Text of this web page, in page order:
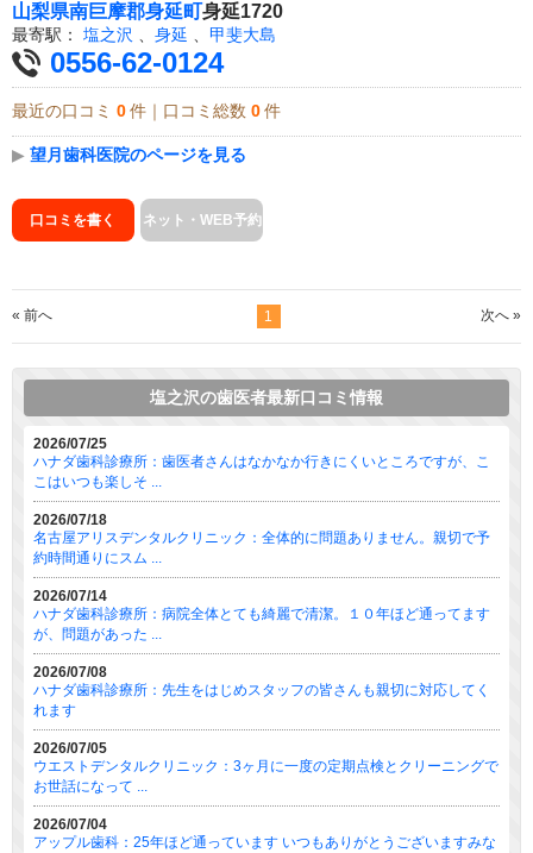
山梨県南巨摩郡身延町身延1720
最寄駅： 塩之沢 身延 甲斐大島
0556-62-0124
最近の口コミ 0 件｜口コミ総数 0 件
▶ 望月歯科医院のページを見る
口コミを書く ネット・WEB予約
« 前へ 1 次へ »
塩之沢の歯医者最新口コミ情報
2026/07/25
ハナダ歯科診療所：歯医者さんはなかなか行きにくいところですが、こ
こはいつも楽しそ ...
2026/07/18
名古屋アリスデンタルクリニック：全体的に問題ありません。親切で予
約時間通りにスム ...
2026/07/14
ハナダ歯科診療所：病院全体とても綺麗で清潔。１０年ほど通ってます
が、問題があった ...
2026/07/08
ハナダ歯科診療所：先生をはじめスタッフの皆さんも親切に対応してく
れます
2026/07/05
ウエストデンタルクリニック：3ヶ月に一度の定期点検とクリーニングで
お世話になって ...
2026/07/04
アップル歯科：25年ほど通っています いつもありがとうございますみな